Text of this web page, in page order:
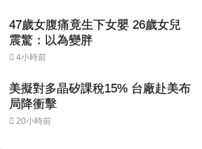
47歲女腹痛竟生下女嬰 26歲女兒
震驚：以為變胖
4小時前
美擬對多晶矽課稅15% 台廠赴美布
局降衝擊
20小時前